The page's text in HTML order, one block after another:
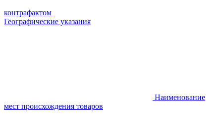
контрафактом
Географические указания
Наименование
мест происхождения товаров